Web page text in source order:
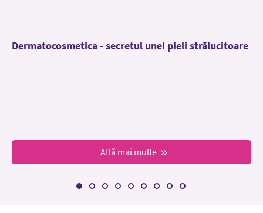
Dermatocosmetica - secretul unei pieli strălucitoare
Află mai multe